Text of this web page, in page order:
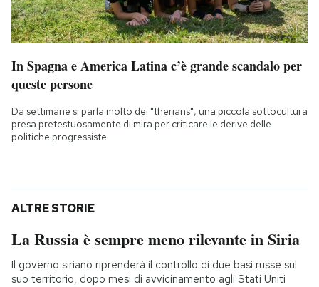
In Spagna e America Latina c’è grande scandalo per
queste persone
Da settimane si parla molto dei "therians", una piccola sottocultura
presa pretestuosamente di mira per criticare le derive delle
politiche progressiste
ALTRE STORIE
La Russia è sempre meno rilevante in Siria
Il governo siriano riprenderà il controllo di due basi russe sul
suo territorio, dopo mesi di avvicinamento agli Stati Uniti